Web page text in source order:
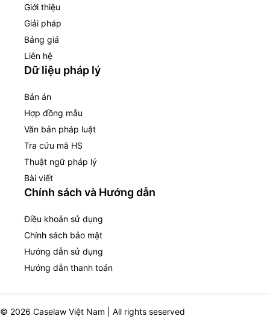
Giới thiệu
Giải pháp
Bảng giá
Liên hệ
Dữ liệu pháp lý
Bản án
Hợp đồng mẫu
Văn bản pháp luật
Tra cứu mã HS
Thuật ngữ pháp lý
Bài viết
Chính sách và Hướng dẫn
Điều khoản sử dụng
Chính sách bảo mật
Hướng dẫn sử dụng
Hướng dẫn thanh toán
© 2026 Caselaw Việt Nam | All rights seserved